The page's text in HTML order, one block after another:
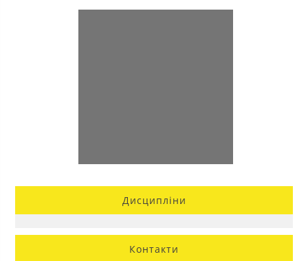
Дисципліни
Контакти